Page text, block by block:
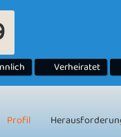
Verheiratet
Profil